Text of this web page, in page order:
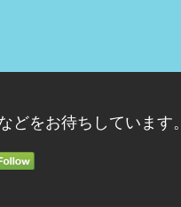
どをお待ちしています。